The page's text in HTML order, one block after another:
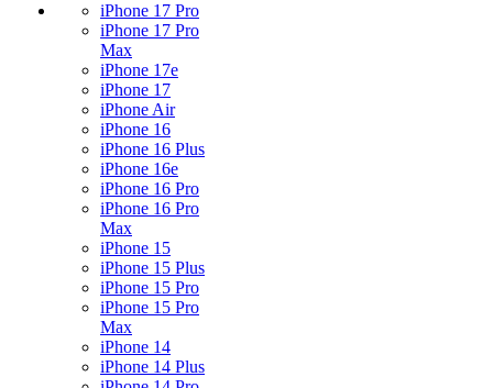
iPhone 17 Pro
iPhone 17 Pro
Max
iPhone 17e
iPhone 17
iPhone Air
iPhone 16
iPhone 16 Plus
iPhone 16e
iPhone 16 Pro
iPhone 16 Pro
Max
iPhone 15
iPhone 15 Plus
iPhone 15 Pro
iPhone 15 Pro
Max
iPhone 14
iPhone 14 Plus